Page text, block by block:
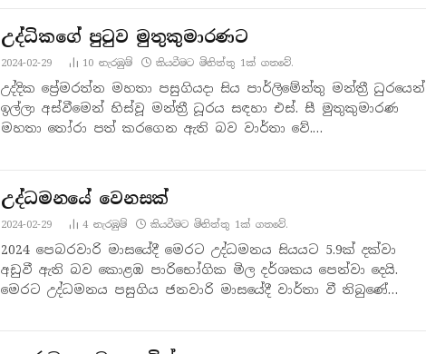
උද්ධිකගේ පුටුව මුතුකුමාරණට
2024-02-29 10නැරඹු​ම් කියවීමට මිනිත්තු 1ක් ගතවේ.
උද්දික ප්‍රේමරත්න මහතා පසුගියදා සිය පාර්ලිමේන්තු මන්ත්‍රී ධුරයෙන්
ඉල්ලා අස්වීමෙන් හිස්වූ මන්ත්‍රී ධූරය සඳහා එස්. සී මුතුකුමාරණ
මහතා තෝරා පත් කරගෙන ඇති බව වාර්තා වේ.…
උද්ධමනයේ වෙනසක්
2024-02-29 4නැරඹු​ම් කියවීමට මිනිත්තු 1ක් ගතවේ.
2024 පෙබරවාරි මාසයේදී මෙරට උද්ධමනය සියයට 5.9ක් දක්වා
අඩුවී ඇති බව කොළඹ පාරිභෝගික මිල දර්ශකය පෙන්වා දෙයි.
මෙරට උද්ධමනය පසුගිය ජනවාරි මාසයේදී වාර්තා වී තිබුණේ…